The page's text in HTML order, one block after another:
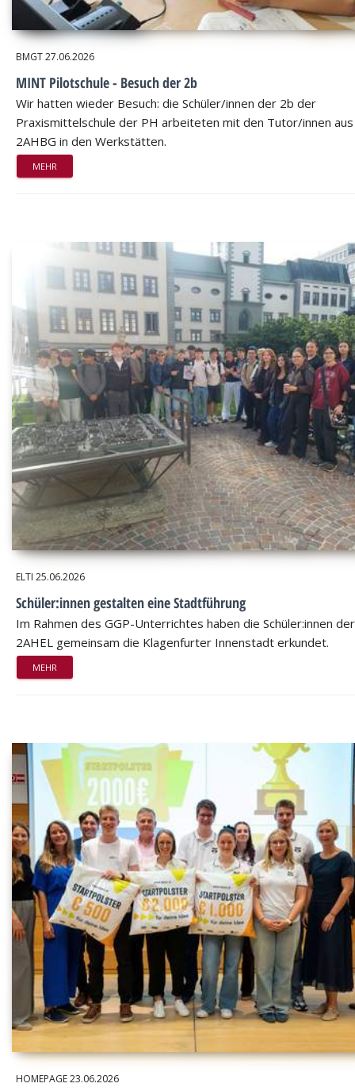
BMGT27.06.2026
MINT Pilotschule - Besuch der 2b
Wir hatten wieder Besuch: die Schüler/innen der 2b der
Praxismittelschule der PH arbeiteten mit den Tutor/innen
2AHBG in den Werkstätten.
MEHR
ELTI 25.06.2026
Schüler:innen gestalten eine Stadtführung
Im Rahmen des GGP-Unterrichtes haben die Schüler:innen der
2AHEL gemeinsam die Klagenfurter Innenstadt erkundet.
MEHR
HOMEPAGE23.06.2026